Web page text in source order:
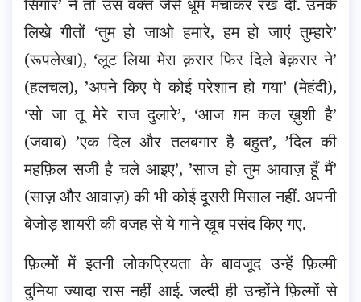
लिखे गीतों ‘तुम हो जाओ हमारे, हम हो जाएं तुम्हारे’
(रूपलेखा), ‘लूट लिया मेरा क़रार फिर दिले बेक़रार ने’
(हलचल), ’अपने किए पे कोई परेशान हो गया’ (मेहंदी),
‘सो जा तू मेरे राज दुलारे’, ‘आज ग़म कल ख़ुशी है’
(जवाब) ’एक दिल और तलबगार है बहुत’, ’दिल की
महफ़िल सजी है चले आइए’, ’साज हो तुम आवाज़ हूँ मैं’
(साज़ और आवाज़) की भी कोई दूसरी मिसाल नहीं. अपनी
बेजोड़ शायरी की वजह से ये गाने ख़ूब पसंद किए गए.
फ़िल्मों में इतनी लोकप्रियता के बावजूद उन्हें फ़िल्मी
दुनिया ज्यादा रास नहीं आई. जल्दी ही उन्होंने फ़िल्मों से